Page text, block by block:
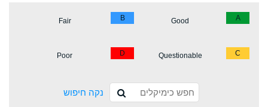
A
Good
B
Fair
C
Questionable
D
Poor
נקה חיפוש